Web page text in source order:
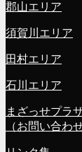
郡山エリア
須賀川エリア
田村エリア
石川エリア
まざっせプラ
（お問い合わせ